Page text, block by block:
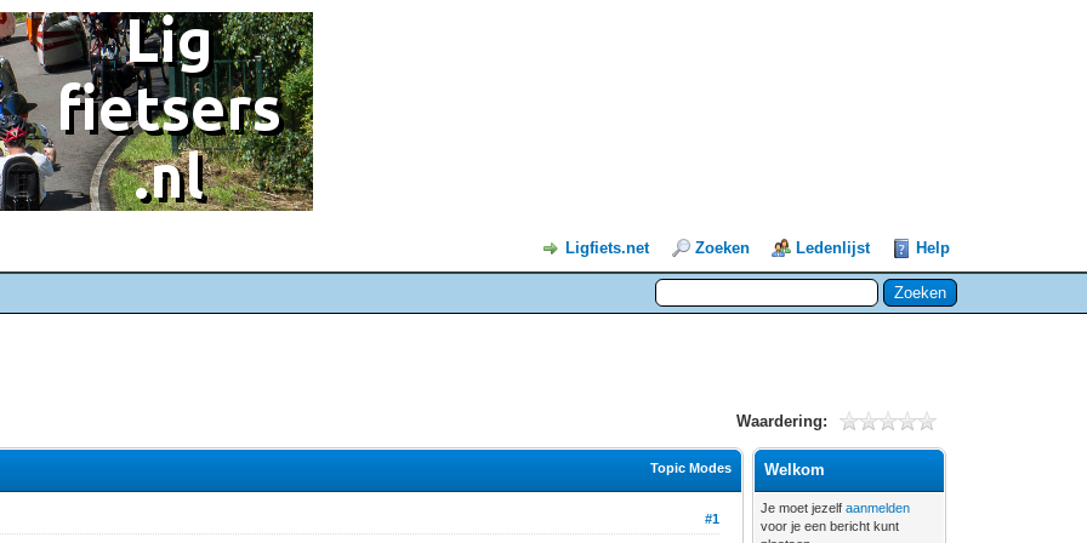
Ligfiets.net Zoeken Ledenlijst Help
Waardering:
Topic Modes
#1
Welkom
Je moet jezelfaanmelden
voor je een bericht kunt